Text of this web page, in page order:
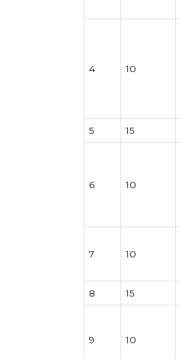
4 10
5 15
6 10
7 10
8 15
9 10